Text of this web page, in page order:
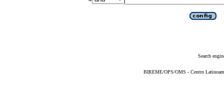
Search
BIREME/OPS/OMS - Centro